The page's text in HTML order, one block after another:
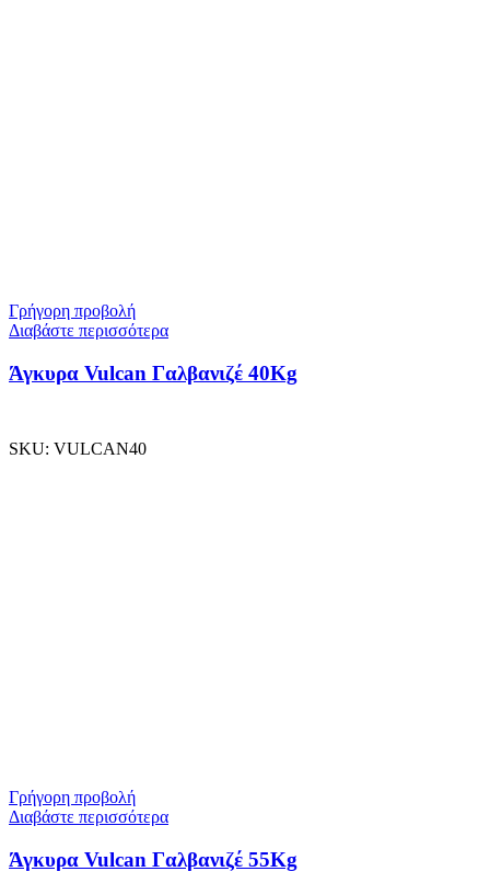
Γρήγορη προβολή
Διαβάστε περισσότερα
Άγκυρα Vulcan Γαλβανιζέ 40Kg
SKU: VULCAN40
Γρήγορη προβολή
Διαβάστε περισσότερα
Άγκυρα Vulcan Γαλβανιζέ 55Kg